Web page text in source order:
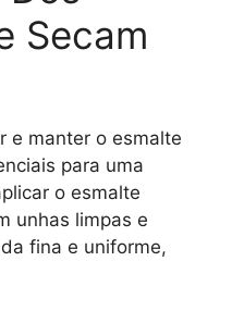
Secam
e manter o esmalte
para uma
o esmalte
unhas limpas e
fina e uniforme,